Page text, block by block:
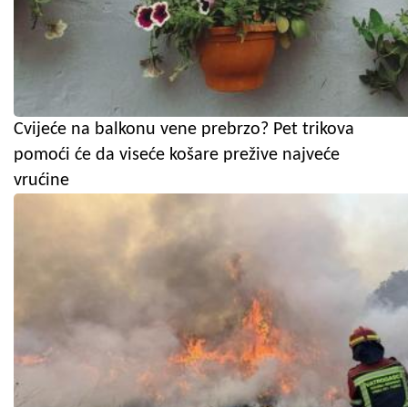
Cvijeće na balkonu vene prebrzo? Pet trikova
pomoći će da viseće košare prežive najveće
vrućine